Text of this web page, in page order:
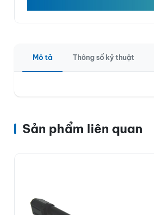
Mô tả Thông số kỹ thuật
Sản phẩm liên quan